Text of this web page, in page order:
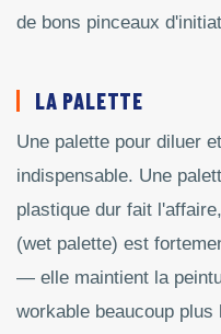
de bons pinceaux
LA PALETTE
Une palette pour diluer
indispensable. Une
plastique dur fait
(wet palette) est
— elle maintient la
workable beaucoup